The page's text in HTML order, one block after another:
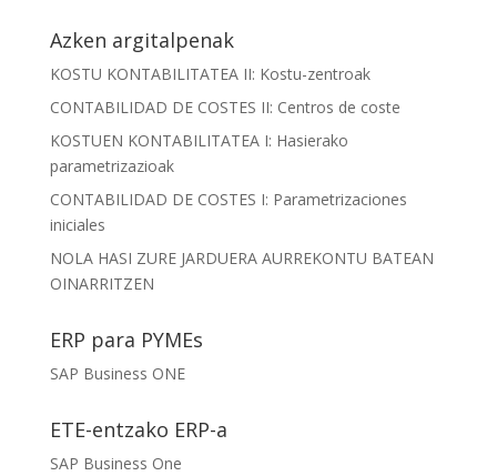
Azken argitalpenak
KOSTU KONTABILITATEA II: Kostu-zentroak
CONTABILIDAD DE COSTES II: Centros de coste
KOSTUEN KONTABILITATEA I: Hasierako
parametrizazioak
CONTABILIDAD DE COSTES I: Parametrizaciones
iniciales
NOLA HASI ZURE JARDUERA AURREKONTU BATEAN
OINARRITZEN
ERP para PYMEs
SAP Business ONE
ETE-entzako ERP-a
SAP Business One